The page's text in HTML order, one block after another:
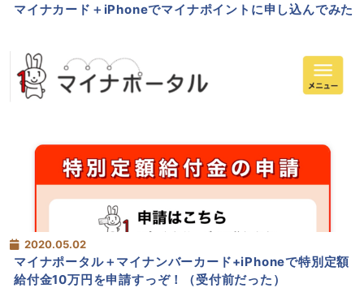
マイナカード＋iPhoneでマイナポイントに申し込んでみた
2020.05.02
マイナポータル＋マイナンバーカード+iPhoneで特別定額
給付金10万円を申請すっぞ！（受付前だった）